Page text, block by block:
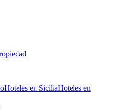
Hoteles en SiciliaHoteles en